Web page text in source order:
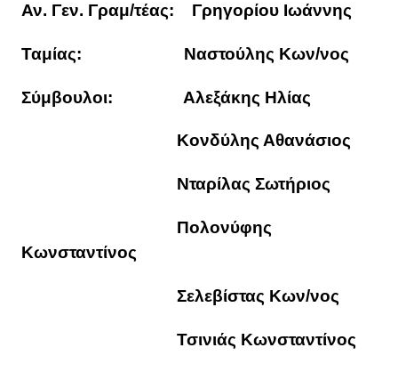
Αν. Γεν. Γραμ/τέας: Γρηγορίου Ιωάννης
Ταμίας: Ναστούλης Κων/νος
Σύμβουλοι: Αλεξάκης Ηλίας
Κονδύλης Αθανάσιος
Νταρίλας Σωτήριος
Πολονύφης
Κωνσταντίνος
Σελεβίστας Κων/νος
Τσινιάς Κωνσταντίνος